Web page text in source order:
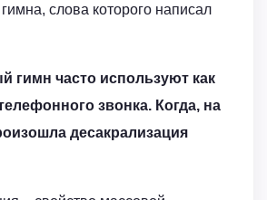
слова которого написал
гимн часто используют как
звонка. Когда, на
десакрализация